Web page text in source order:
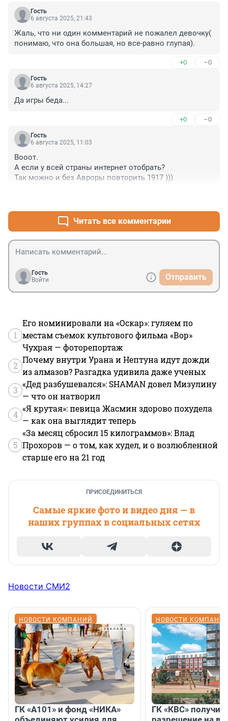
Гость
6 августа 2025, 21:43
Жаль, что ни один комментарий не пожалел девочку(
понимаю, что она большая, но все-равно глупая).
+0 –0
Гость
6 августа 2025, 14:27
Да игры беда...
+0 –0
Гость
6 августа 2025, 11:03
Вооот.
А если у всей страны интернет отобрать?
Так можно и без Авроры повторить 1917 )))
Читать все комментарии
Гость
Войти
Отправить
1
Его номинировали на «Оскар»: гуляем по
местам съемок культового фильма «Вор»
Чухрая — фоторепортаж
2
Почему внутри Урана и Нептуна идут дожди
из алмазов? Разгадка удивила даже ученых
3
«Дед разбушевался»: SHAMAN довел Мизулину
— что он натворил
4
«Я крутая»: певица Жасмин здорово похудела
— как она выглядит теперь
5
«За месяц сбросил 15 килограммов»: Влад
Прохоров — о том, как худел, и о возлюбленной
старше его на 21 год
ПРИСОЕДИНИТЬСЯ
Самые яркие фото и видео дня — в
наших группах в социальных сетях
Новости СМИ2
НОВОСТИ КОМПАНИЙ
ГК «А101» и фонд «НИКА»
НОВОСТИ
ГК «КВС»